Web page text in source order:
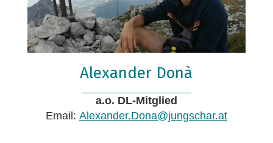
Alexander Donà
a.o. DL-Mitglied
Email: Alexander.Dona@jungschar.at